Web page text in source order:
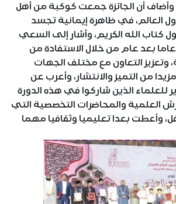
أن الجائزة جمعت كوكبة من أهل
العالم، في ظاهرة إيمانية تجسد
كتاب الله الكريم، وأشار إلى السعي
عاما بعد عام من خلال الاستفادة من
وتعزيز التعاون مع مختلف الجهات
من التميز والانتشار، وأعرب عن
للعلماء الذين شاركوا في هذه الدورة
العلمية والمحاضرات التخصصية التي
وأعطت بعدا تعليميا وثقافيا مهما